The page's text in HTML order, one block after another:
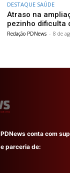
DESTAQUE SAÚDE
Atraso na
pezinho dificulta
Redação PDNews - 8 de
PDNews conta com
e parceria de: